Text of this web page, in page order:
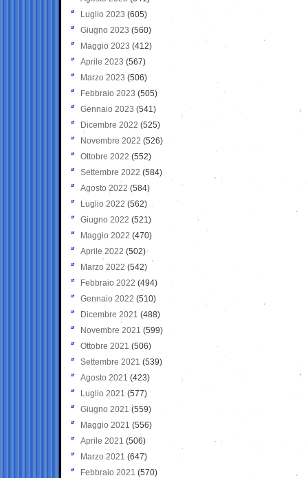
Luglio 2023 (605)
Giugno 2023 (560)
Maggio 2023 (412)
Aprile 2023 (567)
Marzo 2023 (506)
Febbraio 2023 (505)
Gennaio 2023 (541)
Dicembre 2022 (525)
Novembre 2022 (526)
Ottobre 2022 (552)
Settembre 2022 (584)
Agosto 2022 (584)
Luglio 2022 (562)
Giugno 2022 (521)
Maggio 2022 (470)
Aprile 2022 (502)
Marzo 2022 (542)
Febbraio 2022 (494)
Gennaio 2022 (510)
Dicembre 2021 (488)
Novembre 2021 (599)
Ottobre 2021 (506)
Settembre 2021 (539)
Agosto 2021 (423)
Luglio 2021 (577)
Giugno 2021(559)
Maggio 2021 (556)
Aprile 2021 (506)
Marzo 2021 (647)
Febbraio 2021 (570)